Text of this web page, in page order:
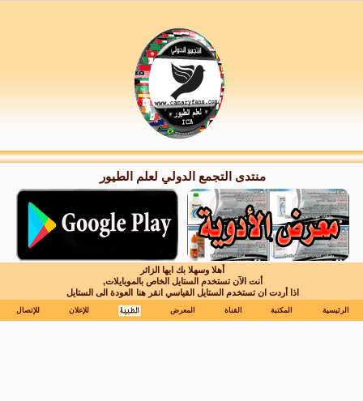
منتدى التجمع الدولي لعلم الطيور
أهلا وسهلا بك ايها الزائر
أنت الآن تستخدم الستايل الخاص بالموبايلات,
اذا أردت ان تستخدم الستايل القياسي انقر هنا العودة الى الستايل
الرئيسية المكتبة القناة المعرض للإعلان للإتصال